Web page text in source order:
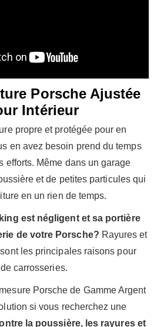
Porsche Ajustée
Intérieur
propre et protégée pour en
en avez besoin prend du temps
efforts. Même dans un garage
et de petites particules qui
en un rien de temps.
est négligent et sa portière
de votre Porsche? Rayures et
les principales raisons pour
carrosseries.
Porsche de Gamme Argent
si vous recherchez une
la poussière, les rayures et